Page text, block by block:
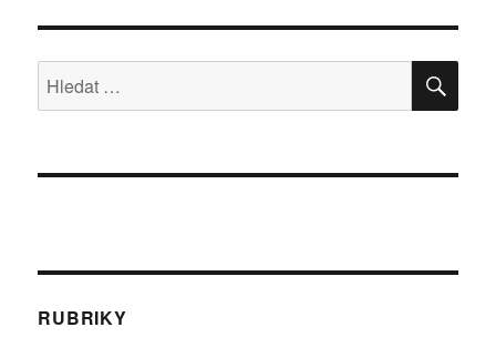
Hledat:
RUBRIKY